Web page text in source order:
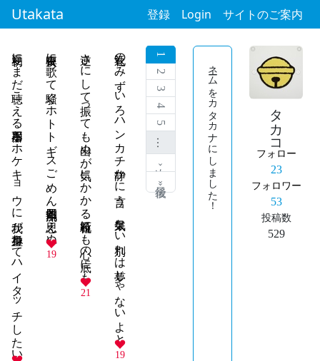
Utakata 登録 Login サイトのご案内
タカコ
フォロー
23
フォロワー
53
投稿数
529
ネームをカタカナにしました！
1
2
3
4
5
…
次 ›
最後 »
返礼のみずいろハンカチ静かに言う 呆気ない別れは夢じゃないよと
19
逆さにして振っても出ぬが気にかかる石粒靴にも心の底にも
21
真夜中に歌って騒ぐホトトギスごめん四割風流と思えぬ
19
初夏にまだ聴こえる不器用なホケキョウに我が身重ねてハイタッチしたい